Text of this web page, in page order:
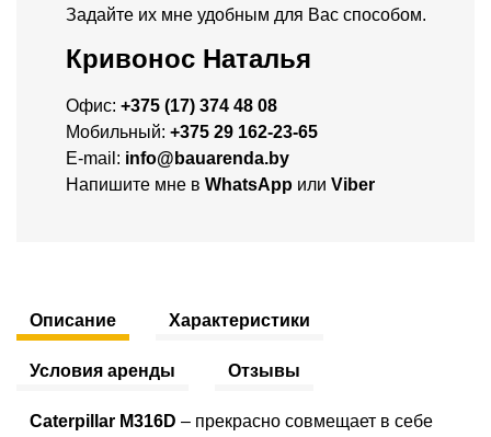
Задайте их мне удобным для Вас способом.
Кривонос Наталья
Офис: +375 (17) 374 48 08
Мобильный: +375 29 162-23-65
E-mail: info@bauarenda.by
Напишите мне в WhatsAppили Viber
Описание Характеристики
Условия аренды Отзывы
Caterpillar M316D – прекрасно совмещает в себе